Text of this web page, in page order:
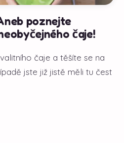
poznejte
čaje!
čaje a těšíte se na
jste již jistě měli tu čest